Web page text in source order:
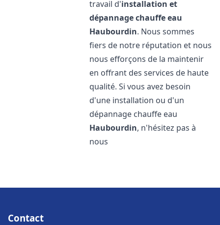
travail d'installation et
dépannage chauffe eau
Haubourdin. Nous sommes
fiers de notre réputation et nous
nous efforçons de la maintenir
en offrant des services de haute
qualité. Si vous avez besoin
d'une installation ou d'un
dépannage chauffe eau
Haubourdin, n'hésitez pas à
nous
Contact